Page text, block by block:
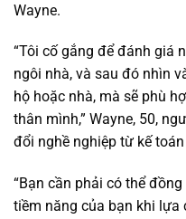
Wayne.
“Tôi cố gắng để đánh giá
ngôi nhà, và sau đó nhìn
hộ hoặc nhà, mà sẽ phù
thân mình,” Wayne, 50,
đổi nghề nghiệp từ kế
“Bạn cần phải có thể
tiềm năng của bạn khi lựa